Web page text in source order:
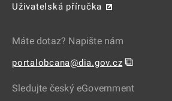
Uživatelská příručka
Máte dotaz? Napište nám
portalobcana@dia.gov.cz ⧉
Sledujte český eGovernment